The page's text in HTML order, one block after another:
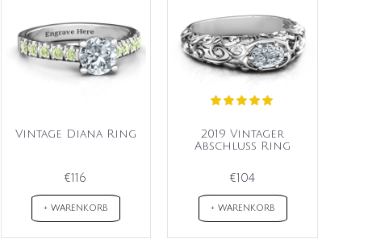
Vintage Diana Ring
€116
+ WARENKORB
2019 Vintager
Abschluss Ring
€104
+ WARENKORB